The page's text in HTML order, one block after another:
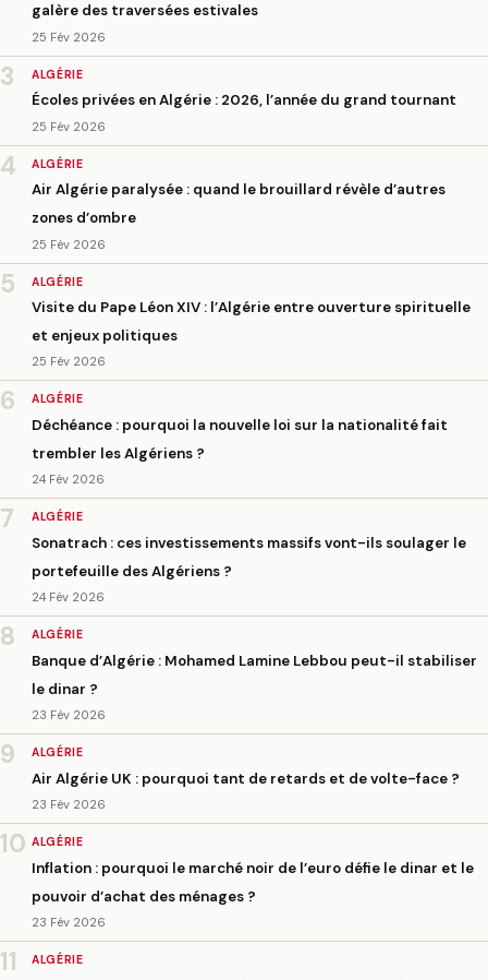
galère des traversées estivales
25 Fév 2026
3 ALGÉRIE
Écoles privées en Algérie : 2026, l’année du grand tournant
25 Fév 2026
4 ALGÉRIE
Air Algérie paralysée : quand le brouillard révèle d’autres
zones d’ombre
25 Fév 2026
5 ALGÉRIE
Visite du Pape Léon XIV : l’Algérie entre ouverture spirituelle
et enjeux politiques
25 Fév 2026
6 ALGÉRIE
Déchéance : pourquoi la nouvelle loi sur la nationalité fait
trembler les Algériens ?
24 Fév 2026
7 ALGÉRIE
Sonatrach : ces investissements massifs vont-ils soulager le
portefeuille des Algériens ?
24 Fév 2026
8 ALGÉRIE
Banque d’Algérie : Mohamed Lamine Lebbou peut-il stabiliser
le dinar ?
23 Fév 2026
9 ALGÉRIE
Air Algérie UK : pourquoi tant de retards et de volte-face ?
23 Fév 2026
10 ALGÉRIE
Inflation : pourquoi le marché noir de l’euro défie le dinar et le
pouvoir d’achat des ménages ?
23 Fév 2026
11 ALGÉRIE